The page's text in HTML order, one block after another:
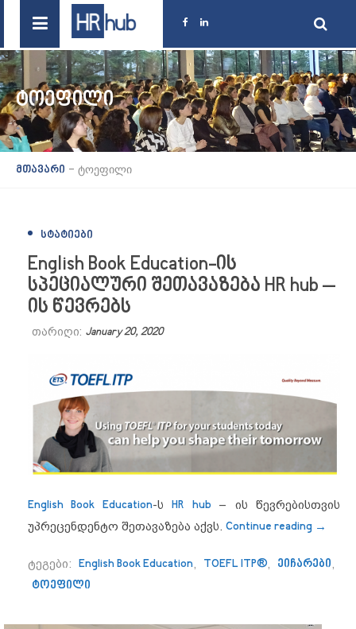
ᲢᲝᲔᲤᲘᲚᲘ
მთავარი - ტოეფილი
ᲡᲢᲐᲢᲘᲔᲑᲘ
English Book Education-ის
სპეციალური შეთავაზება HR hub –
ის წევრებს
თარიღი: January 20, 2020
English Book Education-სHR hub – ის წევრებისთვის
უპრეცენდენტო შეთავაზება აქვს. Continue reading →
ტეგები: English Book Education, TOEFL ITP®, ეიჩარები,
ტოეფილი